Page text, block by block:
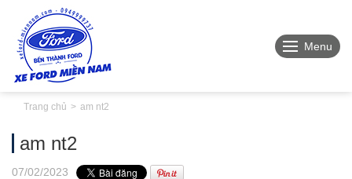
Menu
Trang chủ am nt2
am nt2
07/02/2023